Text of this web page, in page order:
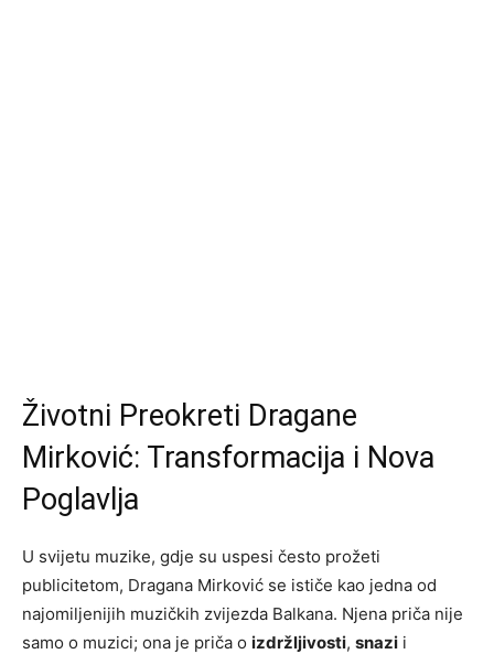
Životni Preokreti Dragane
Mirković: Transformacija i Nova
Poglavlja
U svijetu muzike, gdje su uspesi često prožeti
publicitetom, Dragana Mirković se ističe kao jedna od
najomiljenijih muzičkih zvijezda Balkana. Njena priča nije
samo o muzici; ona je priča o izdržljivosti, snazi i